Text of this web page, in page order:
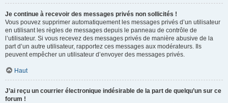
Je continue à recevoir des messages privés non sollicités !
Vous pouvez supprimer automatiquement les messages privés d’un utilisateur
en utilisant les règles de messages depuis le panneau de contrôle de
l’utilisateur. Si vous recevez des messages privés de manière abusive de la
part d’un autre utilisateur, rapportez ces messages aux modérateurs. Ils
peuvent empêcher un utilisateur d’envoyer des messages privés.
Haut
J’ai reçu un courrier électronique indésirable de la part de quelqu’un sur ce
forum !